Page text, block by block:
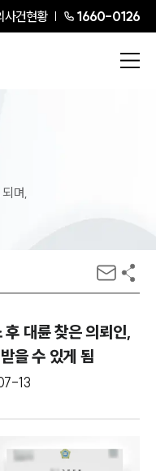
사건현황 1660-0126
며,
대륜 찾은 의뢰인,
을 수 있게 됨
13